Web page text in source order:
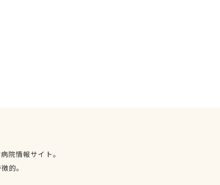
院情報サイト。
的。